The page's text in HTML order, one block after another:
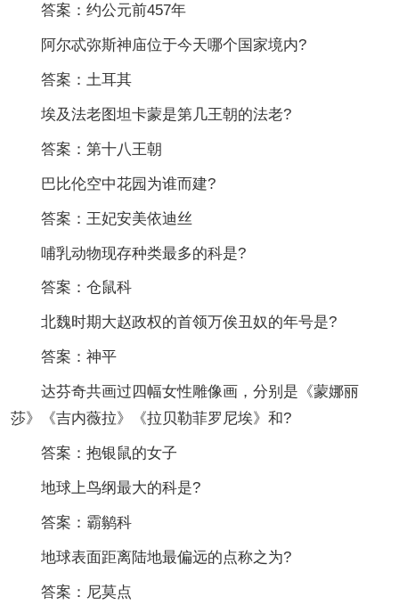
答案：约公元前457年
阿尔忒弥斯神庙位于今天哪个国家境内?
答案：土耳其
埃及法老图坦卡蒙是第几王朝的法老?
答案：第十八王朝
巴比伦空中花园为谁而建?
答案：王妃安美依迪丝
哺乳动物现存种类最多的科是?
答案：仓鼠科
北魏时期大赵政权的首领万俟丑奴的年号是?
答案：神平
达芬奇共画过四幅女性雕像画，分别是《蒙娜丽
莎》《吉内薇拉》《拉贝勒菲罗尼埃》和?
答案：抱银鼠的女子
地球上鸟纲最大的科是?
答案：霸鹟科
地球表面距离陆地最偏远的点称之为?
答案：尼莫点